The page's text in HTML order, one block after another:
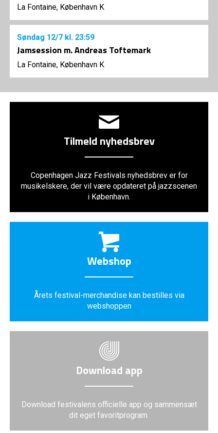
La Fontaine, København K
Søndag 12/7 kl. 23:59
Jamsession m. Andreas Toftemark
La Fontaine, København K
Tilmeld nyhedsbrev
Copenhagen Jazz Festivals nyhedsbrev er for
musikelskere, der vil være opdateret på jazzscenen
i København.
Webshop
Årets festival-merchandise kan bestilles via
webshoppen
Download app
Download festivalens officielle app og sammensæt
dit eget favoritprogram.